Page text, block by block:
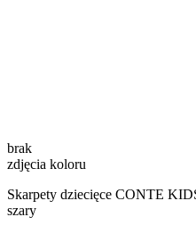
brak
zdjęcia koloru
Skarpety dziecięce CONTE
szary